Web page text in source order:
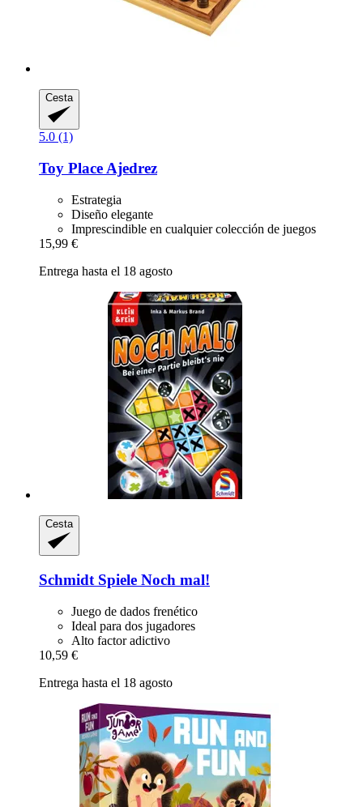
Cesta
5.0 (1)
Toy Place Ajedrez
Estrategia
Diseño elegante
Imprescindible en cualquier colección de juegos
15,99 €
Entrega hasta el 18 agosto
Cesta
Schmidt Spiele Noch mal!
Juego de dados frenético
Ideal para dos jugadores
Alto factor adictivo
10,59 €
Entrega hasta el 18 agosto